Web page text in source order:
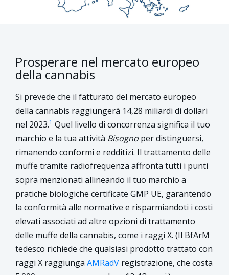
Prosperare nel mercato europeo
della cannabis
Si prevede che il fatturato del mercato europeo
della cannabis raggiungerà 14,28 miliardi di dollari
nel 2023.1 Quel livello di concorrenza significa il tuo
marchio e la tua attività Bisogno per distinguersi,
rimanendo conformi e redditizi. Il trattamento delle
muffe tramite radiofrequenza affronta tutti i punti
sopra menzionati allineando il tuo marchio a
pratiche biologiche certificate GMP UE, garantendo
la conformità alle normative e risparmiandoti i costi
elevati associati ad altre opzioni di trattamento
delle muffe della cannabis, come i raggi X. (Il BfArM
tedesco richiede che qualsiasi prodotto trattato con
raggi X raggiunga AMRadV registrazione, che costa